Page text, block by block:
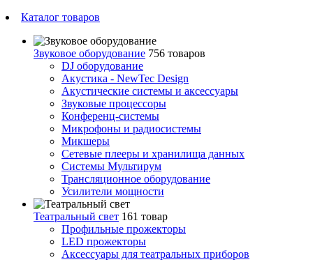
Каталог товаров
Звуковое оборудование 756 товаров
DJ оборудование
Акустика - NewTec Design
Акустические системы и аксессуары
Звуковые процессоры
Конференц-системы
Микрофоны и радиосистемы
Микшеры
Сетевые плееры и хранилища данных
Системы Мультирум
Трансляционное оборудование
Усилители мощности
Театральный свет 161 товар
Профильные прожекторы
LED прожекторы
Аксессуары для театральных приборов